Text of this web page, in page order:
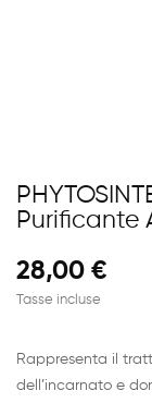
Purificante
28,00 €
Tasse incluse
Rappresenta il
dell’incarnato e